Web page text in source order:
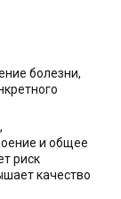
болезни,
и общее
риск
качество